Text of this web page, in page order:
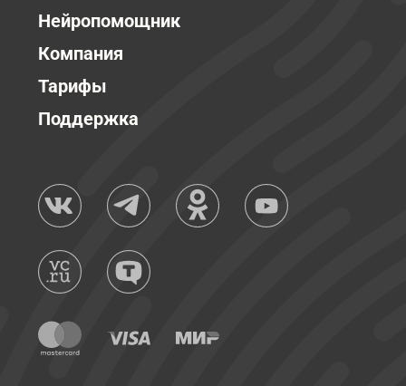
Нейропомощник
Компания
Тарифы
Поддержка